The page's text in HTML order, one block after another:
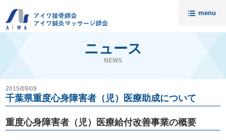
menu
アイワについて
請求代行・開業支援
セミナー
入会案内
ニュース
NEWS
2015/09/08
千葉県重度心身障害者（児）医療助成について
重度心身障害者（児）医療給付改善事業の概要